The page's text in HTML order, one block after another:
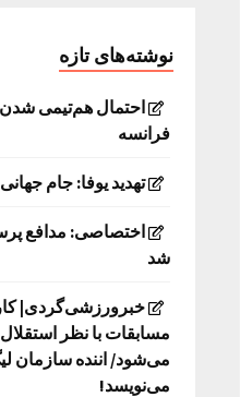
نوشته‌های تازه
احتمال هم‌تیمی
فرانسه
تهدید یوفا: جام
اختصاصی: مدافع
شد
خبرورزشی‌گردی|
مسابقات با نظر
می‌شود/ اننده سازمان
می‌نویسد!